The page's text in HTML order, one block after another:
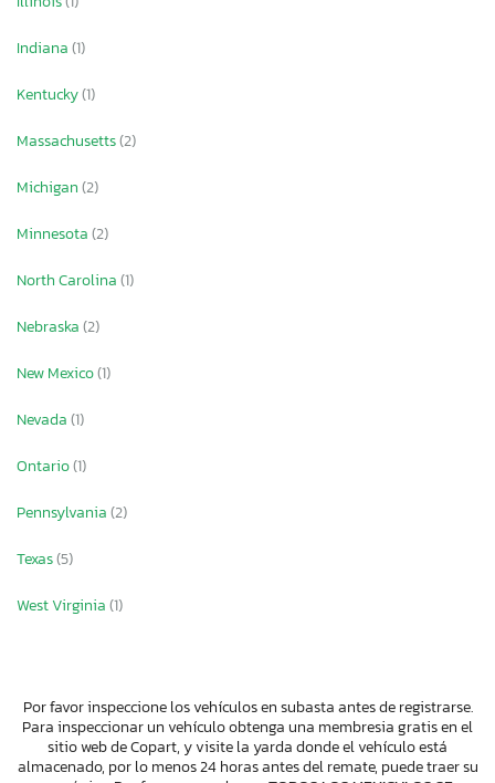
Indiana(1)
Kentucky(1)
Massachusetts(2)
Michigan(2)
Minnesota(2)
North Carolina(1)
Nebraska(2)
New Mexico(1)
Nevada(1)
Ontario(1)
Pennsylvania(2)
Texas(5)
West Virginia(1)
Por favor inspeccione los vehículos en subasta antes de registrarse.
Para inspeccionar un vehículo obtenga una membresia gratis en el
sitio web de Copart, y visite la yarda donde el vehículo está
almacenado, por lo menos 24 horas antes del remate, puede traer su